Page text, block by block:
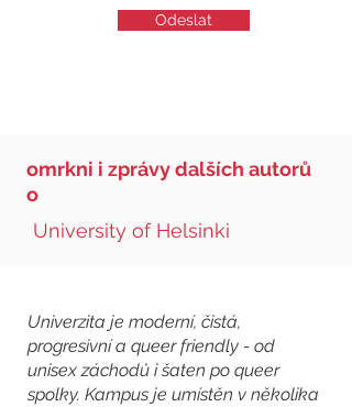
Odeslat
omrkni i zprávy dalších autorů
o
University of Helsinki
Univerzita je moderní, čistá,
progresivní a queer friendly - od
unisex záchodů i šaten po queer
spolky. Kampus je umístěn v několika